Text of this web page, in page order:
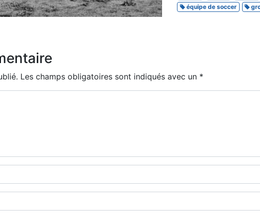
équipe de soccer
Les champs obligatoires sont indiqués avec un *